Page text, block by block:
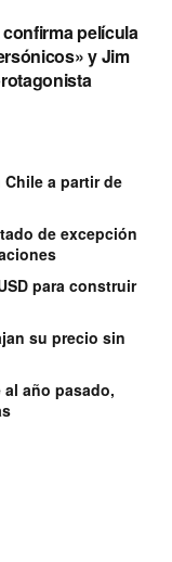
película
y Jim
a partir de
de excepción
para construir
su precio sin
año pasado,